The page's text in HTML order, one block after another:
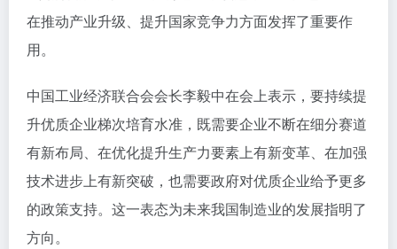
在推动产业升级、提升国家竞争力方面发挥了重要作
用。
中国工业经济联合会会长李毅中在会上表示，要持续提
升优质企业梯次培育水准，既需要企业不断在细分赛道
有新布局、在优化提升生产力要素上有新变革、在加强
技术进步上有新突破，也需要政府对优质企业给予更多
的政策支持。这一表态为未来我国制造业的发展指明了
方向。